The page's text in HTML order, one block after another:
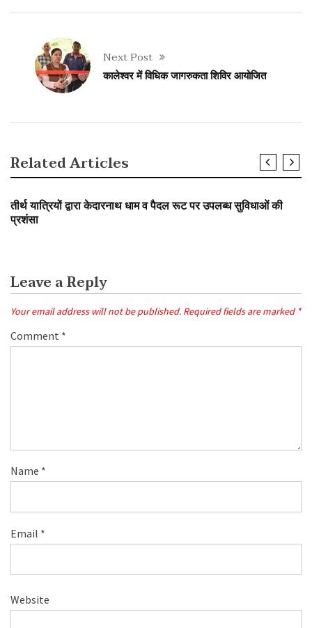
Next Post
कालेश्वर में विधिक जागरुकता शिविर आयोजित
Related Articles
तीर्थ यात्रियों द्वारा केदारनाथ धाम व पैदल रूट पर उपलब्ध सुविधाओं की
प्रशंसा
Leave a Reply
Your email address will not be published. Required fields are marked *
Comment *
Name *
Email *
Website